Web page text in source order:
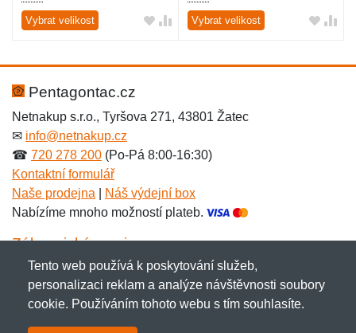
Vybrat velikost Vybrat velikost
Pentagontac.cz
Netnakup s.r.o., Tyršova 271, 43801 Žatec
✉ info@netnakup.cz
☎ 720 278 200 (Po-Pá 8:00-16:30)
Kontaktní formulář
Naše prodejna
Náš výdejní box
Nabízíme mnoho možností plateb.
Zákaznický servis
Novinky emailem
Tento web používá k poskytování služeb,
personalizaci reklam a analýze návštěvnosti soubory
cookie. Používáním tohoto webu s tím souhlasíte.